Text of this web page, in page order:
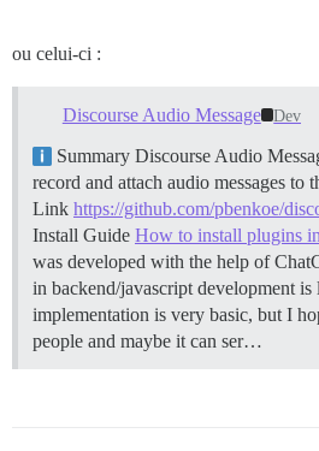
ou celui-ci :
Discourse Audio Message Dev
Summary Discourse Audio
record and attach audio messages to
Link https://github.com/pbenkoe/
Install Guide How to install plugins
was developed with the help of
in backend/javascript development
implementation is very basic, but I
people and maybe it can ser…